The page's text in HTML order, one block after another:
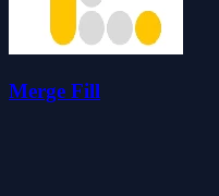
Merge Fill